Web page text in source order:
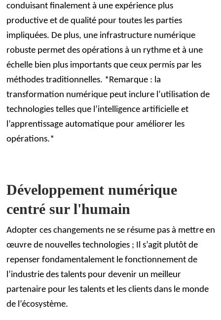
conduisant finalement à une expérience plus
productive et de qualité pour toutes les parties
impliquées. De plus, une infrastructure numérique
robuste permet des opérations à un rythme et à une
échelle bien plus importants que ceux permis par les
méthodes traditionnelles. *Remarque : la
transformation numérique peut inclure l’utilisation de
technologies telles que l’intelligence artificielle et
l’apprentissage automatique pour améliorer les
opérations.*
Développement numérique
centré sur l'humain
Adopter ces changements ne se résume pas à mettre en
œuvre de nouvelles technologies ; Il s’agit plutôt de
repenser fondamentalement le fonctionnement de
l’industrie des talents pour devenir un meilleur
partenaire pour les talents et les clients dans le monde
de l’écosystème.